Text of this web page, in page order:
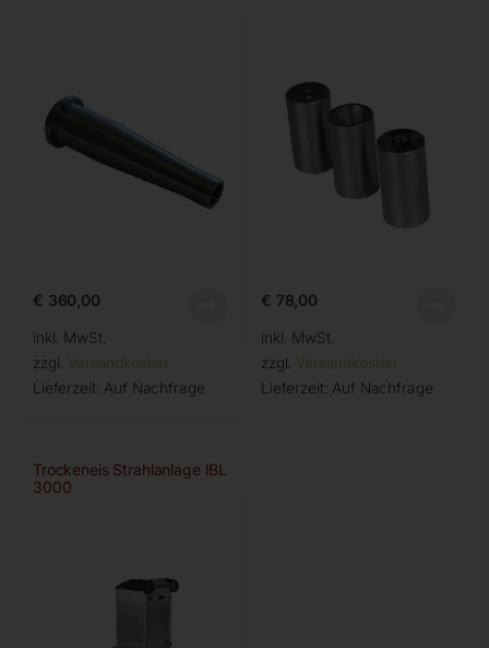
€ 360,00
inkl. MwSt.
zzgl. Versandkosten
Lieferzeit: Auf Nachfrage
€ 78,00
inkl. MwSt.
zzgl. Versandkosten
Lieferzeit: Auf Nachfrage
Trockeneis Strahlanlage IBL
3000